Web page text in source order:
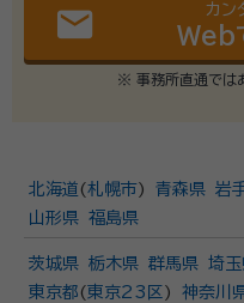
email カン
Web
※ 事務所直通ではあ
北海道 (札幌市) 青森県 岩
山形県 福島県
茨城県 栃木県 群馬県 埼
東京都 ( 東京23区 ) 神奈川